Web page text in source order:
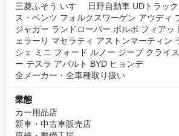
三菱ふそう いすゞ 日野自動車 UDトラッ
ス・ベンツ フォルクスワーゲン アウディ
ジャガー ランドローバー ボルボ フィアッ
ェラーリ マセラティ アストンマーティン
シェ ミニ フォード ルノー ジープ クライ
ー テスラ アバルト BYD ヒョンデ
全メーカー・全車種取り扱い
業態
カー用品店
新車・中古車販売店